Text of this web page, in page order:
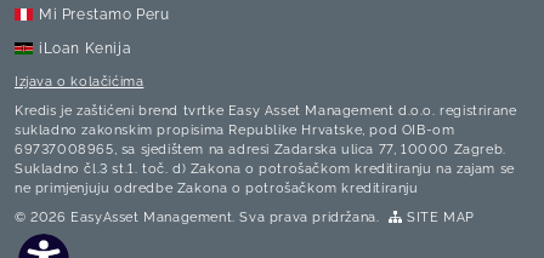
Mi Prestamo Peru
iLoan Kenija
Izjava o kolačićima
Kredis je zaštićeni brend tvrtke Easy Asset Management d.o.o. registrirane
sukladno zakonskim propisima Republike Hrvatske, pod OIB-om
69737008965, sa sjedištem na adresi Zadarska ulica 77, 10000 Zagreb.
Sukladno čl.3 st.1. toč. d) Zakona o potrošačkom kreditiranju na zajam se
ne primjenjuju odredbe Zakona o potrošačkom kreditiranju
© 2026 EasyAsset Management. Sva prava pridržana.
SITE MAP